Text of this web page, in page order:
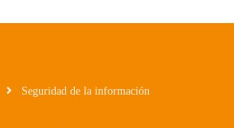
Seguridad de la información